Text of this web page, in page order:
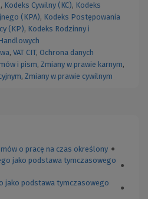
, Kodeks Cywilny (KC), Kodeks
(KPA), Kodeks Postępowania
(KP), Kodeks Rodzinny i
, VAT CIT, Ochrona danych
i pism, Zmiany w prawie karnym,
, Zmiany w prawie cywilnym
o pracę na czas określony ●
jako podstawa tymczasowego
●
jako podstawa tymczasowego
●